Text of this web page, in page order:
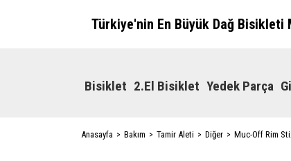
Türkiye'nin En Büyük Dağ Bisikleti
Bisiklet 2.El Bisiklet Yedek Parça
Anasayfa Bakım Tamir Aleti Diğer Muc-Off Rim